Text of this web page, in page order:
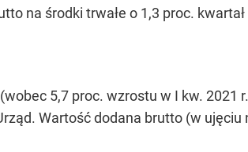
na środki trwałe o 1,3 proc.
5,7 proc. wzrostu w I kw. 2021
Wartość dodana brutto (w